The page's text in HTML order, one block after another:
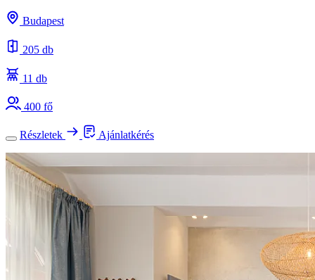
Budapest
205 db
11 db
400 fő
Részletek Ajánlatkérés